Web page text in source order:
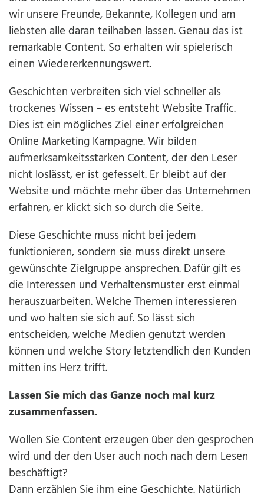
wir unsere Freunde, Bekannte, Kollegen und am
liebsten alle daran teilhaben lassen. Genau das ist
remarkable Content. So erhalten wir spielerisch
einen Wiedererkennungswert.
Geschichten verbreiten sich viel schneller als
trockenes Wissen – es entsteht Website Traffic.
Dies ist ein mögliches Ziel einer erfolgreichen
Online Marketing Kampagne. Wir bilden
aufmerksamkeitsstarken Content, der den Leser
nicht loslässt, er ist gefesselt. Er bleibt auf der
Website und möchte mehr über das Unternehmen
erfahren, er klickt sich so durch die Seite.
Diese Geschichte muss nicht bei jedem
funktionieren, sondern sie muss direkt unsere
gewünschte Zielgruppe ansprechen. Dafür gilt es
die Interessen und Verhaltensmuster erst einmal
herauszuarbeiten. Welche Themen interessieren
und wo halten sie sich auf. So lässt sich
entscheiden, welche Medien genutzt werden
können und welche Story letztendlich den Kunden
mitten ins Herz trifft.
Lassen Sie mich das Ganze noch mal kurz
zusammenfassen.
Wollen Sie Content erzeugen über den gesprochen
wird und der den User auch noch nach dem Lesen
beschäftigt?
Dann erzählen Sie ihm eine Geschichte. Natürlich